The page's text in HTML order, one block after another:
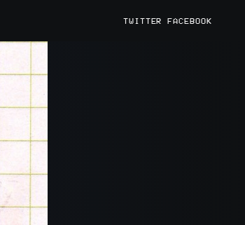
TWITTER FACEBOOK